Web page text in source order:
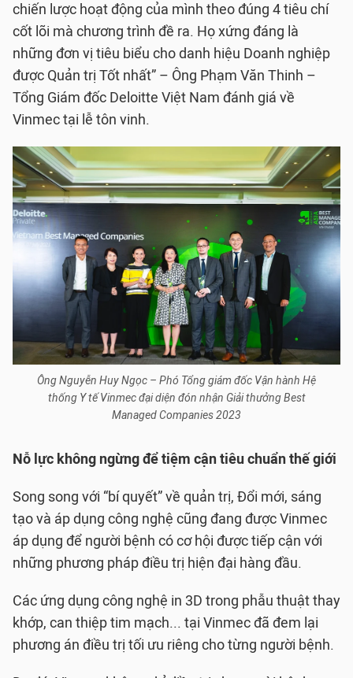
chiến lược hoạt động của mình theo đúng 4 tiêu chí
cốt lõi mà chương trình đề ra. Họ xứng đáng là
những đơn vị tiêu biểu cho danh hiệu Doanh nghiệp
được Quản trị Tốt nhất” – Ông Phạm Văn Thinh –
Tổng Giám đốc Deloitte Việt Nam đánh giá về
Vinmec tại lễ tôn vinh.
Ông Nguyễn Huy Ngọc – Phó Tổng giám đốc Vận hành Hệ
thống Y tế Vinmec đại diện đón nhận Giải thưởng Best
Managed Companies 2023
Nỗ lực không ngừng để tiệm cận tiêu chuẩn thế giới
Song song với “bí quyết” về quản trị, Đổi mới, sáng
tạo và áp dụng công nghệ cũng đang được Vinmec
áp dụng để người bệnh có cơ hội được tiếp cận với
những phương pháp điều trị hiện đại hàng đầu.
Các ứng dụng công nghệ in 3D trong phẫu thuật thay
khớp, can thiệp tim mạch... tại Vinmec đã đem lại
phương án điều trị tối ưu riêng cho từng người bệnh.